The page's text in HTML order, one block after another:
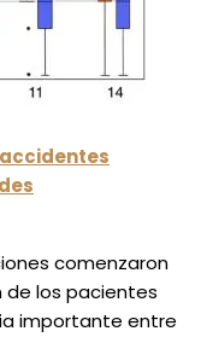
comenzaron
de los pacientes
importante entre